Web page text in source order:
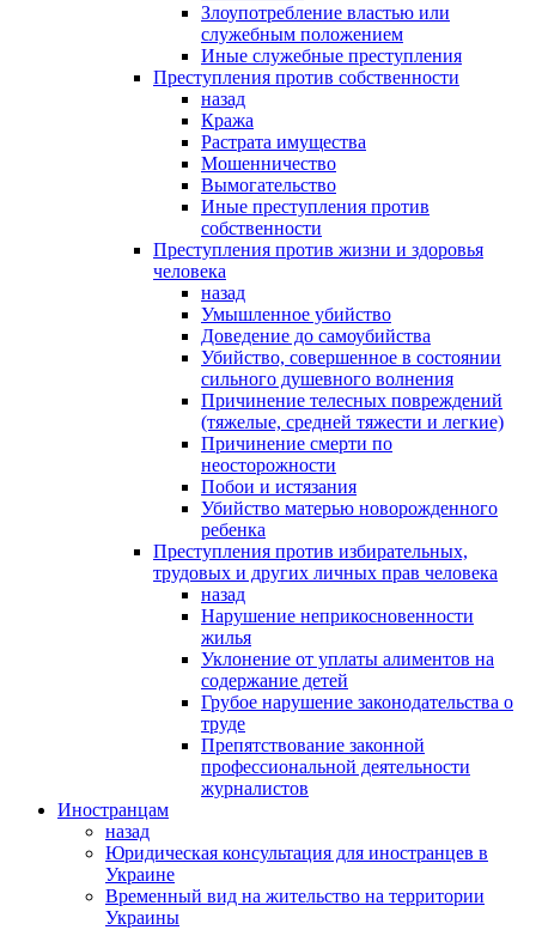
Злоупотребление властью или
служебным положением
Иные служебные преступления
Преступления против собственности
назад
Кража
Растрата имущества
Мошенничество
Вымогательство
Иные преступления против
собственности
Преступления против жизни и здоровья
человека
назад
Умышленное убийство
Доведение до самоубийства
Убийство, совершенное в состоянии
сильного душевного волнения
Причинение телесных повреждений
(тяжелые, средней тяжести и легкие)
Причинение смерти по
неосторожности
Побои и истязания
Убийство матерью новорожденного
ребенка
Преступления против избирательных,
трудовых и других личных прав человека
назад
Нарушение неприкосновенности
жилья
Уклонение от уплаты алиментов на
содержание детей
Грубое нарушение законодательства о
труде
Препятствование законной
профессиональной деятельности
журналистов
Иностранцам
назад
Юридическая консультация для иностранцев в
Украине
Временный вид на жительство на территории
Украины